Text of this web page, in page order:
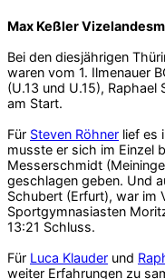
Max Keßler
Bei den diesjährigen
waren vom 1. Ilmenauer
(U.13 und U.15), Raphael
am Start.
Für Steven Röhner lief es
musste er sich im Einzel
Messerschmidt
geschlagen geben. Und
Schubert (Erfurt), war im
Sportgymnasiasten
13:21 Schluss.
Für Luca Klauder und
weiter Erfahrungen zu